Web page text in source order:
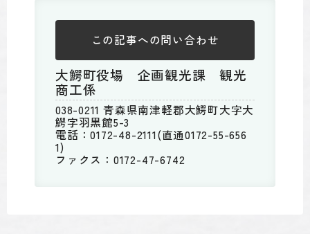
この記事への問い合わせ
大鰐町役場 企画観光課 観光
商工係
038-0211 青森県南津軽郡大鰐町大字大
鰐字羽黒館5-3
電話：0172-48-2111(直通0172-55-656
1)
ファクス：0172-47-6742